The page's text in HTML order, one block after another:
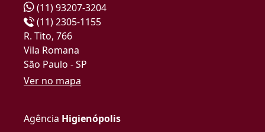
(11) 93207-3204
(11) 2305-1155
R. Tito, 766
Vila Romana
São Paulo - SP
Ver no mapa
Agência Higienópolis